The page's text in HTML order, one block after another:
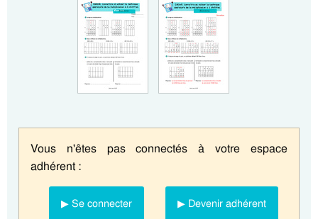
Vous n'êtes pas connectés à votre espace
adhérent :
▶ Se connecter ▶ Devenir adhérent